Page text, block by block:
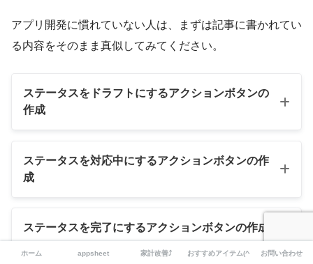
入力されるデータをクリーンな状態に保
つことに適しています。
アプリ開発に慣れていない人は、まずは記事に書かれてい
る内容をそのまま真似してみてください。
ステータスをドラフトにするアクションボタンの
作成
ステータスを対応中にするアクションボタンの作
成
ステータスを完了にするアクションボタンの作成
ホーム appsheet 家計改善⤴ おすすめアイテム(^^) お問い合わせ